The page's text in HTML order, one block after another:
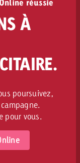
réussie
À
poursuivez,
pour vous.